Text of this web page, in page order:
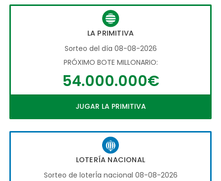
LA PRIMITIVA
Sorteo del día 08-08-2026
PRÓXIMO BOTE MILLONARIO:
54.000.000€
JUGAR LA PRIMITIVA
LOTERÍA NACIONAL
Sorteo de loterÍa nacional 08-08-2026